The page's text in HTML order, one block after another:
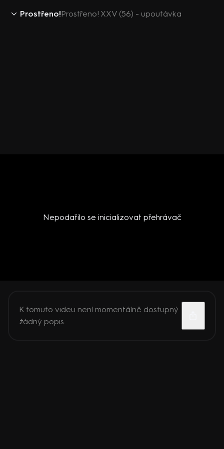
Prostřeno!Prostřeno! XXV (56) - upoutávka
Nepodařilo se inicializovat přehrávač
K tomuto videu není momentálně dostupný
žádný popis.